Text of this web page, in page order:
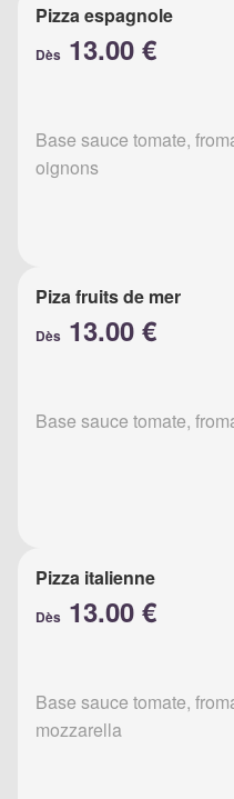
Pizza espagnole
Dès 13.00 €
Base sauce tomate,
oignons
Piza fruits de mer
Dès 13.00 €
Base sauce tomate,
Pizza italienne
Dès 13.00 €
Base sauce tomate,
mozzarella